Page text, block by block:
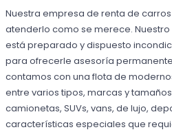
Nuestra empresa de renta de
atenderlo como se merece.
está preparado y dispuesto
para ofrecerle asesoría
contamos con una flota de
entre varios tipos, marcas y
camionetas, SUVs, vans, de lujo,
características especiales que